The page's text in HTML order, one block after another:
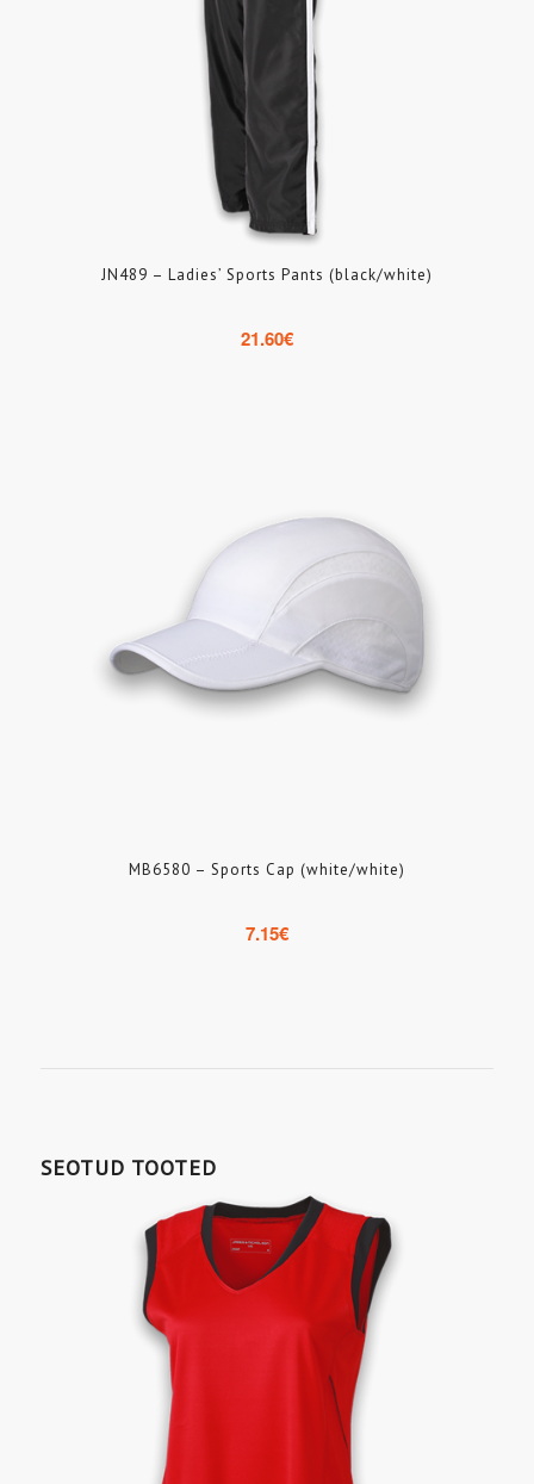
JN489 – Ladies’ Sports Pants (black/white)
21.60€
MB6580 – Sports Cap (white/white)
7.15€
SEOTUD TOOTED